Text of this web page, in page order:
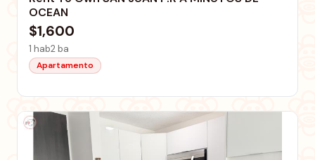
OCEAN
$1,600
1 hab2 ba
Apartamento